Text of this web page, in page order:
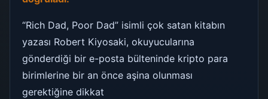
“Rich Dad, Poor Dad” isimli çok satan kitabın
yazası Robert Kiyosaki, okuyucularına
gönderdiği bir e-posta bülteninde kripto para
birimlerine bir an önce aşina olunması
gerektiğine dikkat